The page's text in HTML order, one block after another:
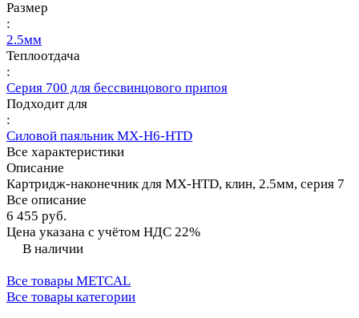
Размер
:
2.5мм
Теплоотдача
:
Серия 700 для бессвинцового припоя
Подходит для
:
Силовой паяльник MX-H6-HTD
Все характеристики
Описание
Картридж-наконечник для MX-HTD, клин, 2.5мм, серия 7
Все описание
6 455 руб.
Цена указана с учётом НДС 22%
В наличии
Все товары METCAL
Все товары категории